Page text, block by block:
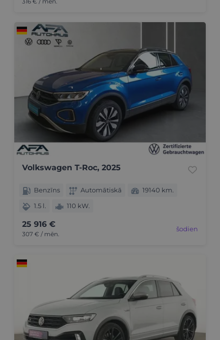
Volkswagen T-Roc, 2025
Benzīns Automātiskā
19140 km.
1.5 l.
110 kW.
25 916 €
307 € / mēn.
šodien